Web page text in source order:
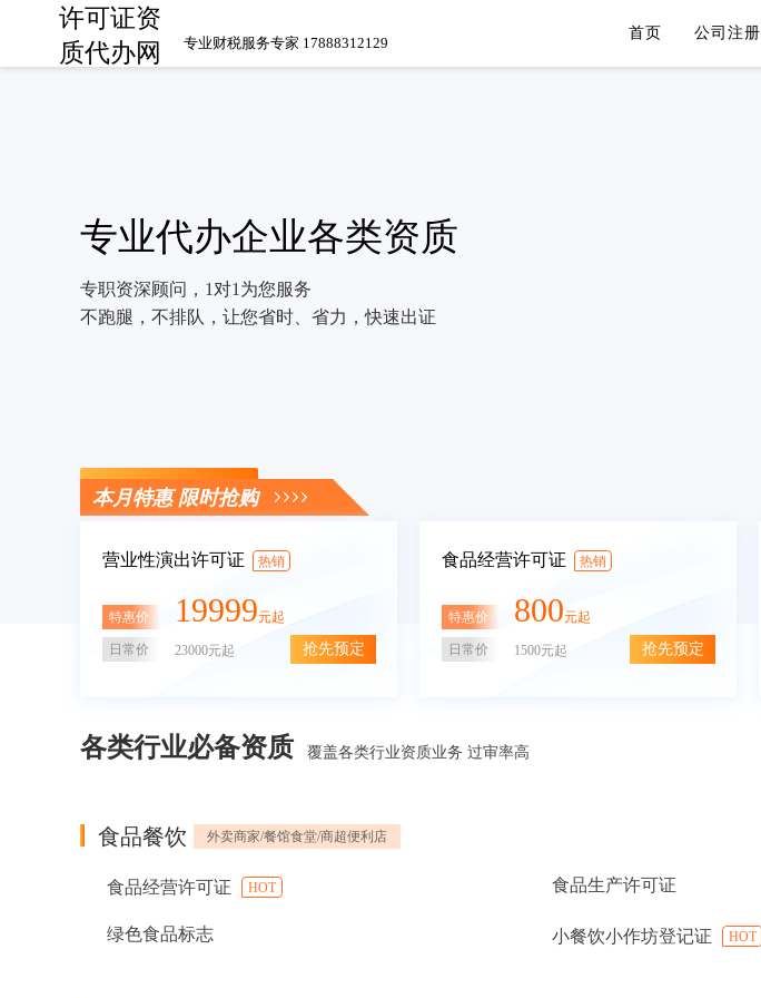
许可证资
质代办网
专业财税服务专家 17888312129
首页 公司注册
专业代办企业各类资质
专职资深顾问，1对1为您服务
不跑腿，不排队，让您省时、省力，快速出证
立即咨询
本月特惠 限时抢购
营业性演出许可证 热销
特惠价 19999元起
日常价 23000元起 抢先预定
食品经营许可证 热销
特惠价 800元起
日常价 1500元起 抢先预定
各类行业必备资质 覆盖各类行业资质业务 过审率高
食品餐饮 外卖商家/餐馆食堂/商超便利店
食品经营许可证 HOT 食品生产许可证
绿色食品标志 小餐饮小作坊登记证 HOT